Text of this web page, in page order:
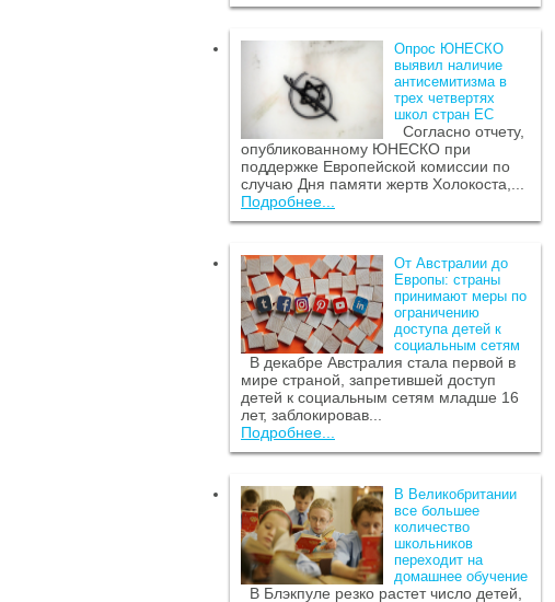
Опрос ЮНЕСКО
выявил наличие
антисемитизма в
трех четвертях
школ стран ЕС
Согласно отчету,
опубликованному ЮНЕСКО при
поддержке Европейской комиссии по
случаю Дня памяти жертв Холокоста,...
Подробнее...
От Австралии до
Европы: страны
принимают меры по
ограничению
доступа детей к
социальным сетям
В декабре Австралия стала первой в
мире страной, запретившей доступ
детей к социальным сетям младше 16
лет, заблокировав...
Подробнее...
В Великобритании
все большее
количество
школьников
переходит на
домашнее обучение
В Блэкпуле резко растет число детей,